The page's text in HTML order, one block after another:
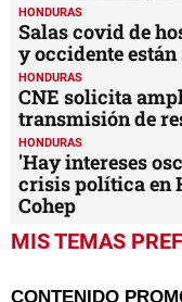
HONDURAS
Salas covid de
y occidente
HONDURAS
CNE solicita
transmisión de
HONDURAS
'Hay intereses
crisis política en
Cohep
MIS TEMAS